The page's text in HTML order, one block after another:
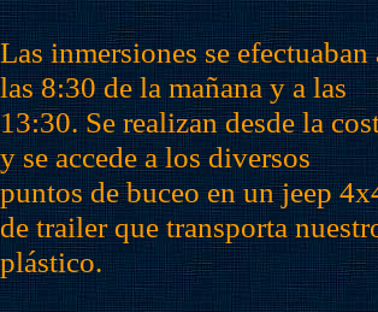
Las inmersiones se efectuaban
las 8:30 de la mañana y a las
13:30. Se realizan desde la
y se accede a los diversos
puntos de buceo en un jeep
de trailer que transporta
plástico.